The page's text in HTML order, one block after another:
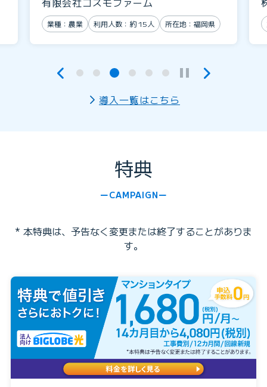
業種：農業 利用人数：約 10人 所在地：北海道
導入一覧はこちら
特典
CAMPAIGN
* 本特典は、予告なく変更または終了することがありま
す。